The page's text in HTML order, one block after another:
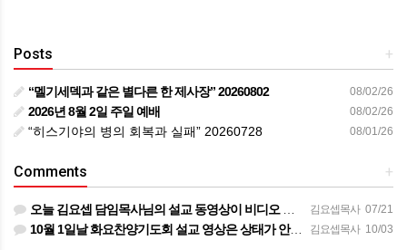
+
Posts
08/02/26
“멜기세덱과 같은 별다른 한 제사장” 20260802
08/02/26
2026년 8월 2일 주일 예배
08/01/26
“히스기야의 병의 회복과 실패” 20260728
+
Comments
김요셉목사 07/21
오늘 김요셉 담임목사님의 설교 동영상이 비디오 장비 문제로 영상을 올려 드리지 못해 죄송합니다 오늘 주일 설…
김요셉목사 10/03
10월 1일날 화요찬양기도회 설교 영상은 상태가 안좋아서 오디오만 올려 드립니다